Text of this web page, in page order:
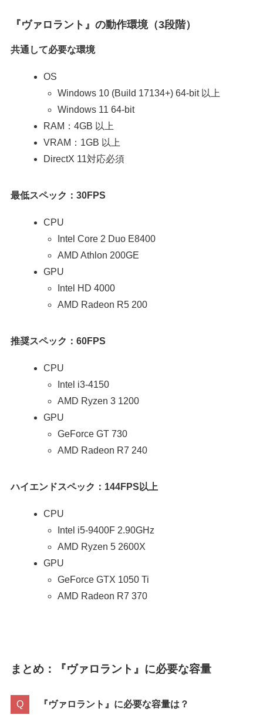
『ヴァロラント』の動作環境（3段階）
共通して必要な環境
OS
Windows 10 (Build 17134+) 64-bit 以上
Windows 11 64-bit
RAM：4GB 以上
VRAM：1GB 以上
DirectX 11対応必須
最低スペック：30FPS
CPU
Intel Core 2 Duo E8400
AMD Athlon 200GE
GPU
Intel HD 4000
AMD Radeon R5 200
推奨スペック：60FPS
CPU
Intel i3-4150
AMD Ryzen 3 1200
GPU
GeForce GT 730
AMD Radeon R7 240
ハイエンドスペック：144FPS以上
CPU
Intel i5-9400F 2.90GHz
AMD Ryzen 5 2600X
GPU
GeForce GTX 1050 Ti
AMD Radeon R7 370
まとめ：『ヴァロラント』に必要な容量
『ヴァロラント』に必要な容量は？